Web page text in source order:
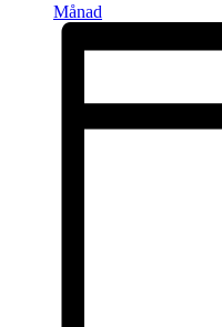
Månad